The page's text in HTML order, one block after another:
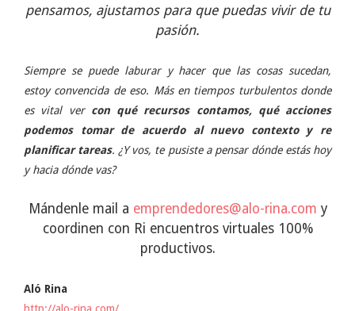
pensamos, ajustamos para que puedas vivir de tu
pasión.
Siempre se puede laburar y hacer que las cosas sucedan,
estoy convencida de eso. Más en tiempos turbulentos donde
es vital ver con qué recursos contamos, qué acciones
podemos tomar de acuerdo al nuevo contexto y re
planificar tareas. ¿Y vos, te pusiste a pensar dónde estás hoy
y hacia dónde vas?
Mándenle mail a emprendedores@alo-rina.com y
coordinen con Ri encuentros virtuales 100%
productivos.
Aló Rina